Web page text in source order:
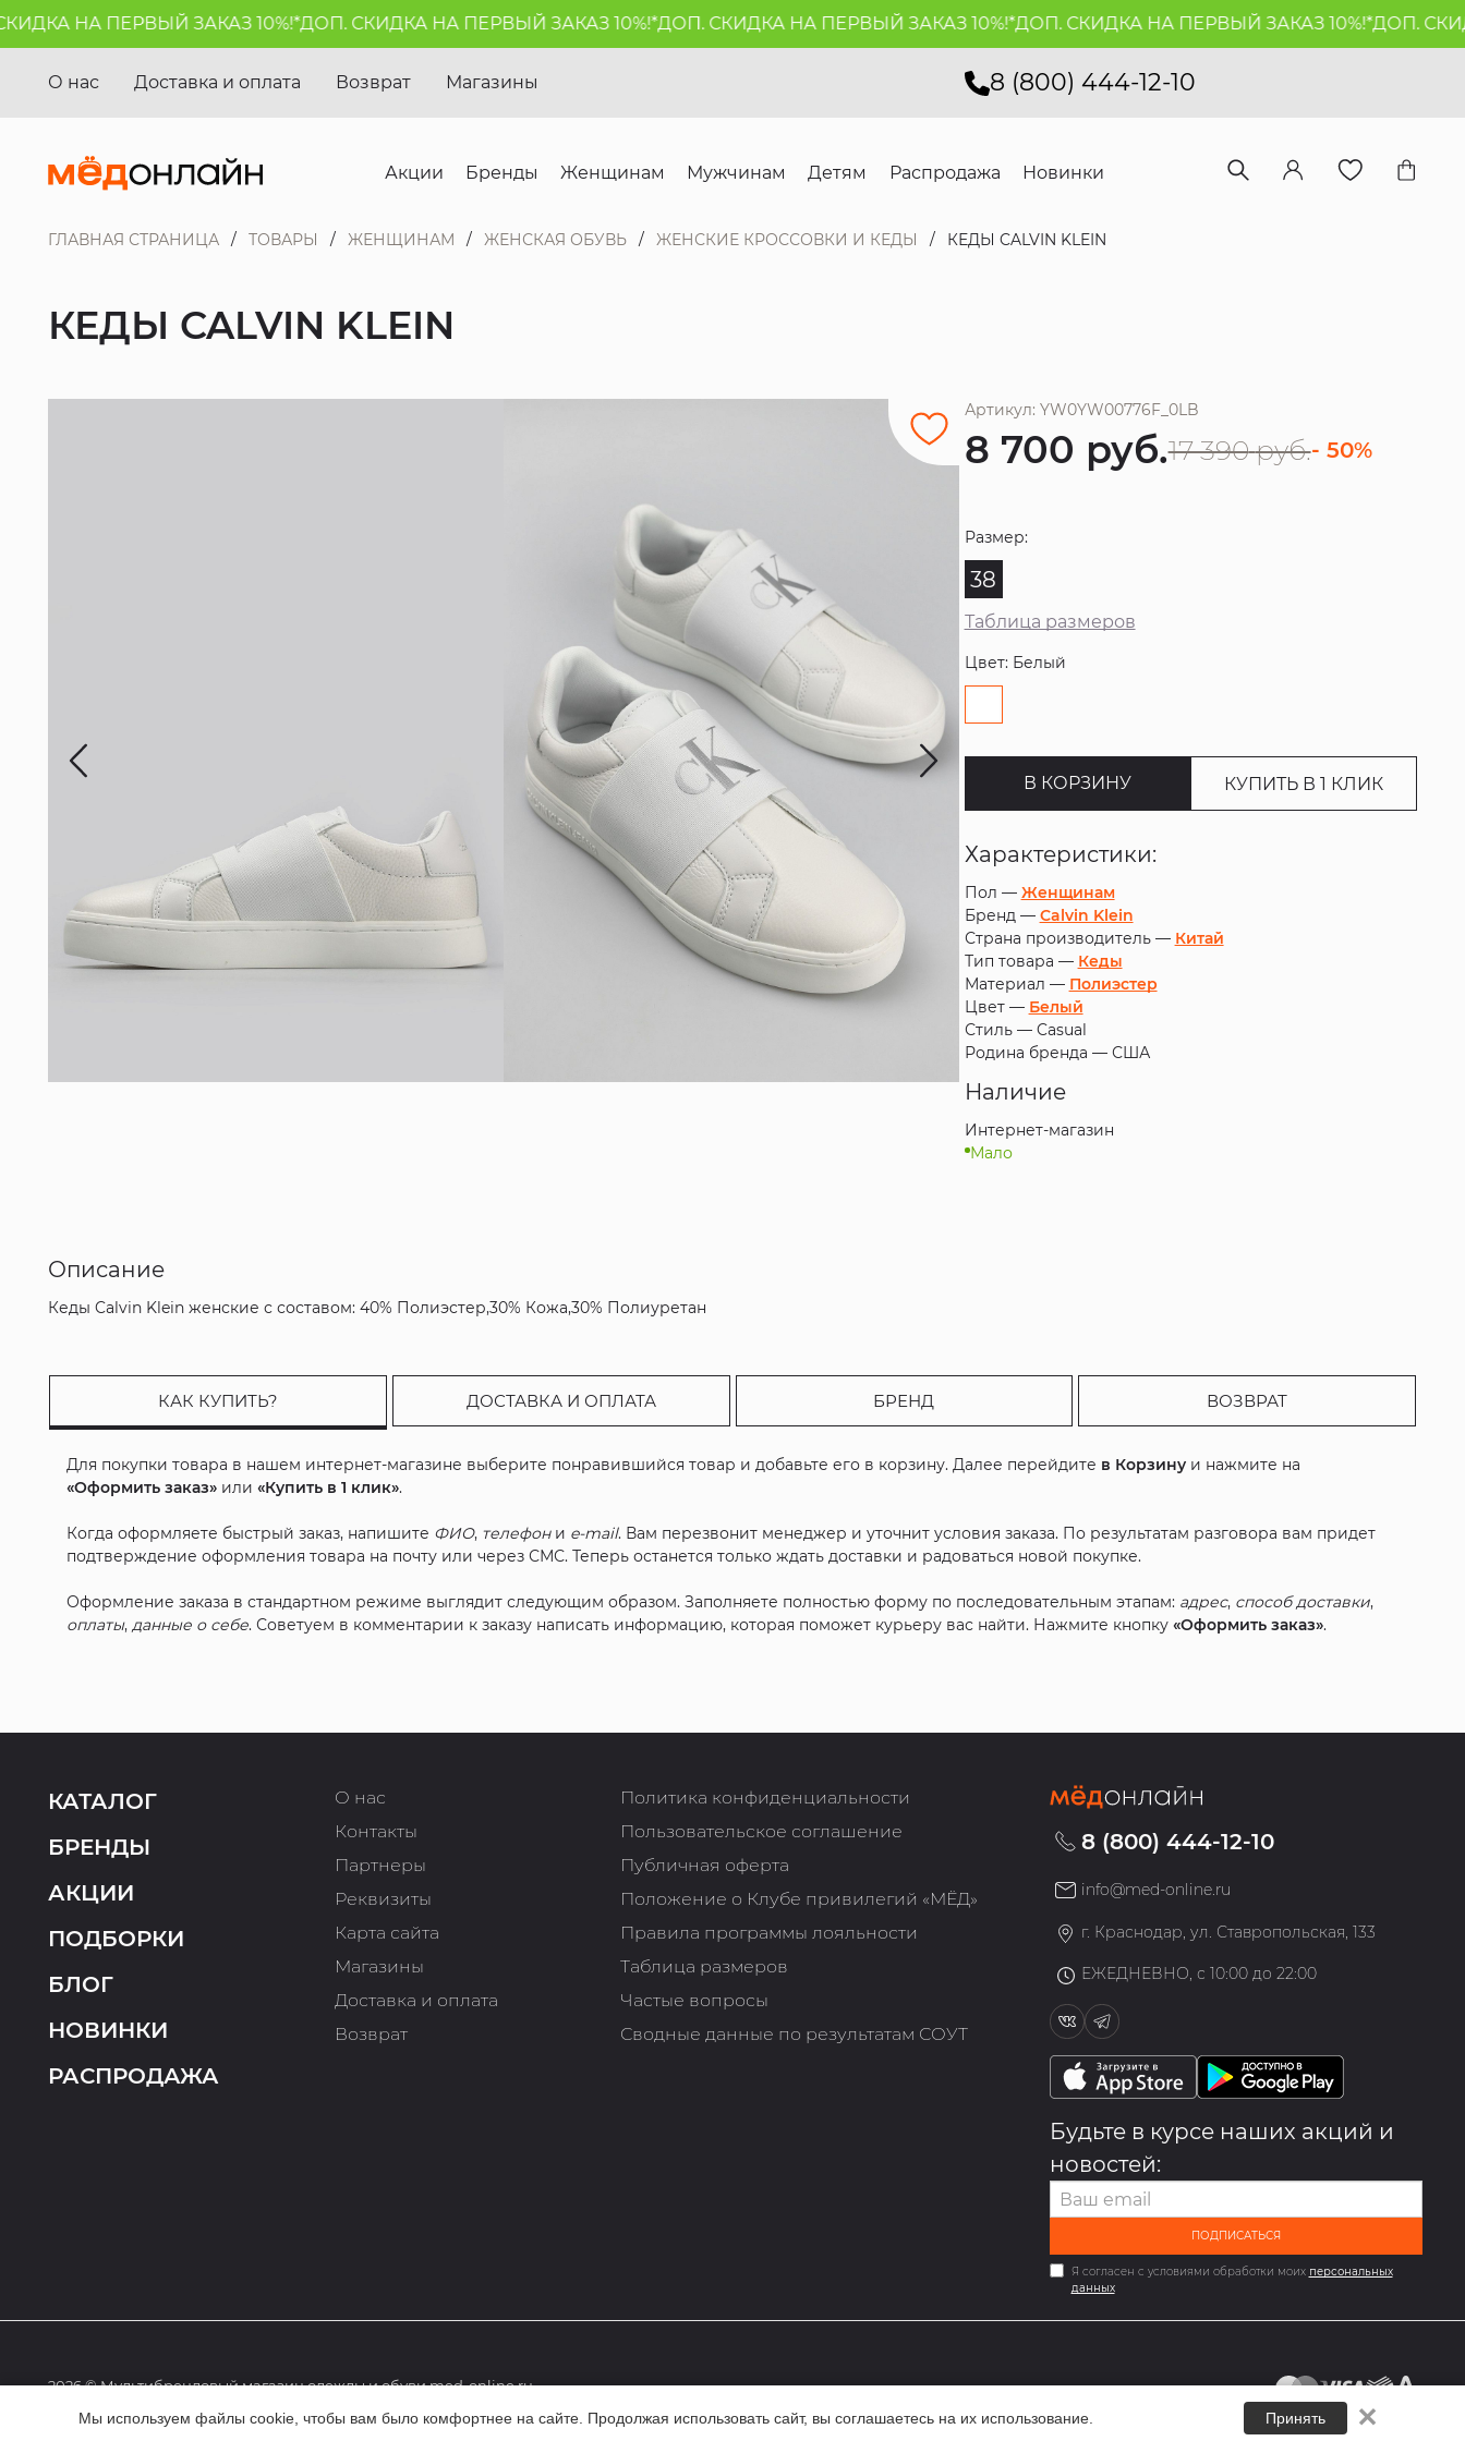
Мы используем файлы cookie, чтобы вам было комфортнее на сайте. Продолжая использовать сайт, вы соглашаетесь на их использование. Принять ✕
НА ПЕРВЫЙ ЗАКАЗ 10%!*ДОП. СКИДКА НА ПЕРВЫЙ ЗАКАЗ 10%!*ДОП. СКИДКА НА ПЕРВЫЙ ЗАКАЗ 10%!*ДОП. СКИДКА НА ПЕРВЫЙ ЗАКАЗ 10%!*ДОП.
8 (800) 444-12-10
О нас Доставка и оплата Возврат Магазины
Акции Бренды Женщинам Мужчинам Детям Распродажа Новинки
ГЛАВНАЯ СТРАНИЦА ТОВАРЫ ЖЕНЩИНАМ ЖЕНСКАЯ ОБУВЬ ЖЕНСКИЕ КРОССОВКИ И КЕДЫ КЕДЫ CALVIN KLEIN
КЕДЫ CALVIN KLEIN
Артикул: YW0YW00776F_0LB
8 700 руб.17 390 руб.- 50%
Размер:
38
Таблица размеров
Цвет: Белый
В КОРЗИНУ КУПИТЬ В 1 КЛИК
Характеристики:
Пол — Женщинам
Бренд — Calvin Klein
Страна производитель — Китай
Тип товара — Кеды
Материал — Полиэстер
Цвет — Белый
Стиль — Casual
Родина бренда — США
Наличие
Интернет-магазин
Мало
Описание
Кеды Calvin Klein женские с составом: 40% Полиэстер,30% Кожа,30% Полиуретан
КАК КУПИТЬ? ДОСТАВКА И ОПЛАТА БРЕНД ВОЗВРАТ
Для покупки товара в нашем интернет-магазине выберите понравившийся товар и добавьте его в корзину. Далее перейдите в Корзину и нажмите на
«Оформить заказ» или«Купить в 1 клик».
Когда оформляете быстрый заказ, напишите ФИО, телефони e-mail. Вам перезвонит менеджер и уточнит условия заказа. По результатам разговора вам придет
подтверждение оформления товара на почту или через СМС. Теперь останется только ждать доставки и радоваться новой покупке.
Оформление заказа в стандартном режиме выглядит следующим образом. Заполняете полностью форму по последовательным этапам: адрес, способ доставки,
оплаты,данные о себе. Советуем в комментарии к заказу написать информацию, которая поможет курьеру вас найти. Нажмите кнопку«Оформить заказ».
КАТАЛОГ
БРЕНДЫ
АКЦИИ
ПОДБОРКИ
БЛОГ
НОВИНКИ
РАСПРОДАЖА
О нас
Контакты
Партнеры
Реквизиты
Карта сайта
Магазины
Доставка и оплата
Возврат
Политика конфиденциальности
Пользовательское соглашение
Публичная оферта
Положение о Клубе привилегий «МЁД»
Правила программы лояльности
Таблица размеров
Частые вопросы
Сводные данные по результатам СОУТ
8 (800) 444-12-10
info@med-online.ru
г. Краснодар, ул. Ставропольская, 133
ЕЖЕДНЕВНО, с 10:00 до 22:00
Будьте в курсе наших акций и
новостей:
ПОДПИСАТЬСЯ
Я согласен с условиями обработки моих персональных
данных
2026 © Мультибрендовый магазин одежды и обуви med-online.ru